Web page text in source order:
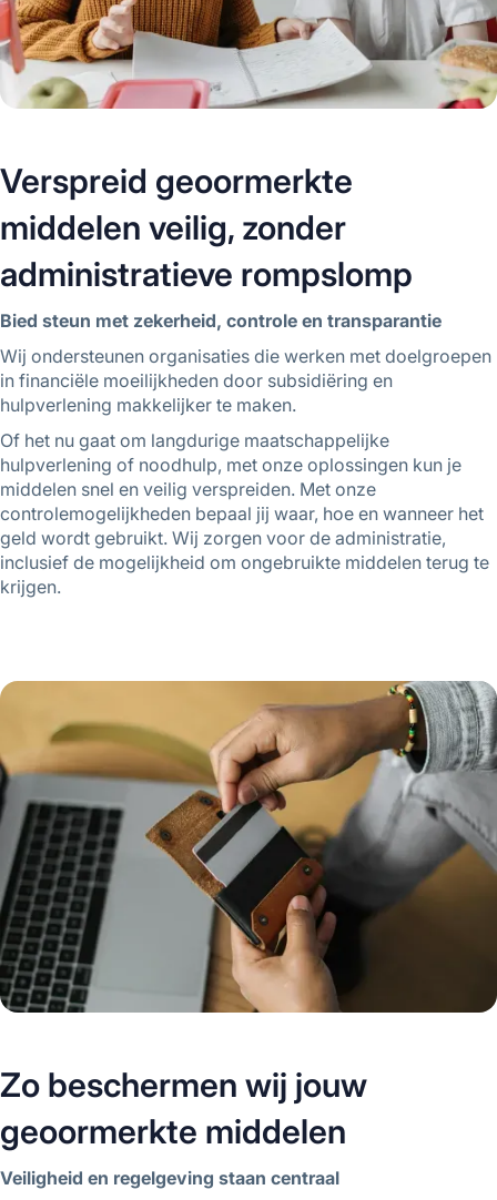
Verspreid geoormerkte
middelen veilig, zonder
administratieve rompslomp
Bied steun met zekerheid, controle en transparantie
Wij ondersteunen organisaties die werken met doelgroepen
in financiële moeilijkheden door subsidiëring en
hulpverlening makkelijker te maken.
Of het nu gaat om langdurige maatschappelijke
hulpverlening of noodhulp, met onze oplossingen kun je
middelen snel en veilig verspreiden. Met onze
controlemogelijkheden bepaal jij waar, hoe en wanneer het
geld wordt gebruikt. Wij zorgen voor de administratie,
inclusief de mogelijkheid om ongebruikte middelen terug te
krijgen.
Zo beschermen wij jouw
geoormerkte middelen
Veiligheid en regelgeving staan centraal